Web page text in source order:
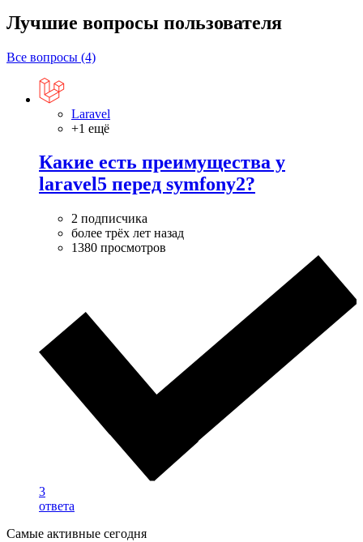
Лучшие вопросы пользователя
Все вопросы (4)
Laravel
+1 ещё
Какие есть преимущества у
laravel5 перед symfony2?
2 подписчика
более трёх лет назад
1380 просмотров
3
ответа
Самые активные сегодня